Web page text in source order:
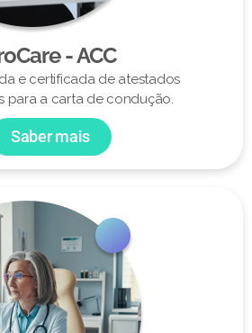
- ACC
e certificada de atestados
para a carta de condução.
Saber mais